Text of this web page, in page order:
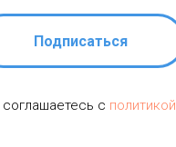
Подписаться
c политикой